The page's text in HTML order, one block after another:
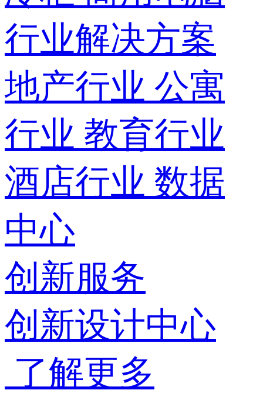
行业解决方案
地产行业 公寓
行业 教育行业
酒店行业 数据
中心
创新服务
创新设计中心
了解更多